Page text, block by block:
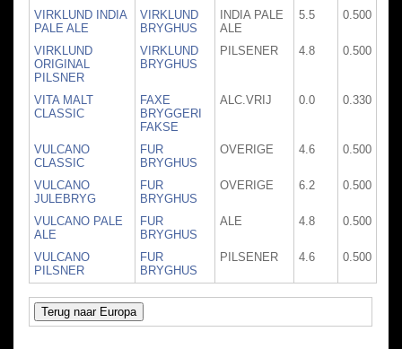
VIRKLUND INDIA
PALE ALE
VIRKLUND
BRYGHUS
INDIA PALE
ALE
5.5 0.500
VIRKLUND
ORIGINAL
PILSNER
VIRKLUND
BRYGHUS
PILSENER 4.8 0.500
VITA MALT
CLASSIC
FAXE
BRYGGERI
FAKSE
ALC.VRIJ 0.0 0.330
VULCANO
CLASSIC
FUR
BRYGHUS
OVERIGE 4.6 0.500
VULCANO
JULEBRYG
FUR
BRYGHUS
OVERIGE 6.2 0.500
VULCANO PALE
ALE
FUR
BRYGHUS
ALE 4.8 0.500
VULCANO
PILSNER
FUR
BRYGHUS
PILSENER 4.6 0.500